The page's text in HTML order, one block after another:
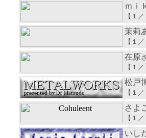
ｍｉ
【１
茉莉
【１
在原
【１
松戸
【１
さよ
【１
いし